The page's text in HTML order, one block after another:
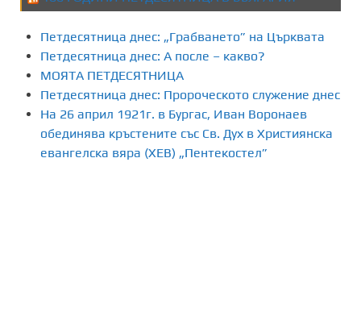
Петдесятница днес: „Грабването” на Църквата
Петдесятница днес: А после – какво?
МОЯТА ПЕТДЕСЯТНИЦА
Петдесятница днес: Пророческото служение днес
На 26 април 1921г. в Бургас, Иван Воронаев
обединява кръстените със Св. Дух в Християнска
евангелска вяра (ХЕВ) „Пентекостел”